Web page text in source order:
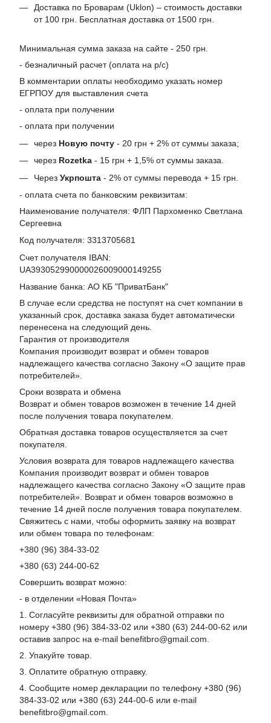
Доставка по Броварам (Uklon) – стоимость доставки
от 100 грн. Бесплатная доставка от 1500 грн.
Минимальная сумма заказа на сайте - 250 грн.
- безналичный расчет (оплата на р/с)
В комментарии оплаты необходимо указать номер
ЕГРПОУ для выставления счета
- оплата при получении
- оплата при получении
через Новую почту - 20 грн + 2% от суммы заказа;
через Rozetka - 15 грн + 1,5% от суммы заказа.
Через Укрпошта - 2% от суммы перевода + 15 грн.
- оплата счета по банковским реквизитам:
Наименование получателя: ФЛП Пархоменко Светлана
Сергеевна
Код получателя: 3313705681
Счет получателя IBAN:
UA393052990000026009000149255
Название банка: АО КБ "ПриватБанк"
В случае если средства не поступят на счет компании в
указанный срок, доставка заказа будет автоматически
перенесена на следующий день.
Гарантия от производителя
Компания производит возврат и обмен товаров
надлежащего качества согласно Закону «О защите прав
потребителей».
Сроки возврата и обмена
Возврат и обмен товаров возможен в течение 14 дней
после получения товара покупателем.
Обратная доставка товаров осуществляется за счет
покупателя.
Условия возврата для товаров надлежащего качества
Компания производит возврат и обмен товаров
надлежащего качества согласно Закону «О защите прав
потребителей». Возврат и обмен товаров возможно в
течение 14 дней после получения товара покупателем.
Свяжитесь с нами, чтобы оформить заявку на возврат
или обмен товара по телефонам:
+380 (96) 384-33-02
+380 (63) 244-00-62
Совершить возврат можно:
- в отделении «Новая Почта»
1. Согласуйте реквизиты для обратной отправки по
номеру +380 (96) 384-33-02 или +380 (63) 244-00-62 или
оставив запрос на e-mail benefitbro@gmail.com.
2. Упакуйте товар.
3. Оплатите обратную отправку.
4. Сообщите номер декларации по телефону +380 (96)
384-33-02 или +380 (63) 244-00-6 или e-mail
benefitbro@gmail.com.